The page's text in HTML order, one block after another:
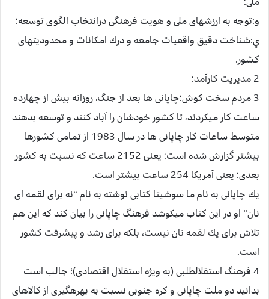
و:توجه به ارزش‏هاى ملى و هويت فرهنگى درانتخاب الگوى توسعه؛
ي:شناخت دقيق واقعيات جامعه و درك امكانات و محدوديت‏هاى
كشور.
2 مديريت كارآمد؛
3 مردم سخت كوش؛چاپانى ها بعد از جنگ، روزانه بيش از چهارده
ساعت كار ميكردند، تا كشور خودشان را آباد كنند و توسعه بدهند
متوسط ساعات كار چاپانى ها در سال 1983 از تمامى كشورها
بيش‏تر گزارش شده است؛ يعنى 2152 ساعت كه نسبت به كشور
بعدى؛ يعنى آمريكا 254 ساعت بيش‏تر است.
يك چاپانى به نام ما سوشيتا كتابى نوشته به نام “نه براى لقمه اى
نان” او در اين كتاب ميكوشد فرهنگ چاپانى را بيان كند كه اين هم
تلاش براى يك لقمه نان نيست، بلكه براى رشد و پيشرفت كشور
است.
4 فرهنگ استقلال‏طلبى (به ويژه استقلال اقتصادى)؛ جالب است
بدانيد دو ملت چاپانى و كره جنوبى نسبت به بهره‏گيرى از كالاهاى